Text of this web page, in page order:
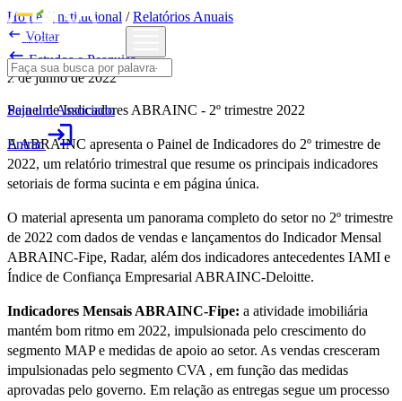
Seja um Associado
Entrarlogin
Home/Institucional /Relatórios Anuais
 Voltar
Estudos e Pesquisa
2 de junho de 2022
Painel de Indicadores ABRAINC - 2º trimestre 2022
A ABRAINC apresenta o Painel de Indicadores do 2º trimestre de
2022, um relatório trimestral que resume os principais indicadores
setoriais de forma sucinta e em página única.
O material apresenta um panorama completo do setor no 2º trimestre
de 2022 com dados de vendas e lançamentos do Indicador Mensal
ABRAINC-Fipe, Radar, além dos indicadores antecedentes IAMI e
Índice de Confiança Empresarial ABRAINC-Deloitte.
Indicadores Mensais ABRAINC-Fipe: a atividade imobiliária
mantém bom ritmo em 2022, impulsionada pelo crescimento do
segmento MAP e medidas de apoio ao setor. As vendas cresceram
impulsionadas pelo segmento CVA , em função das medidas
aprovadas pelo governo. Em relação as entregas segue um processo